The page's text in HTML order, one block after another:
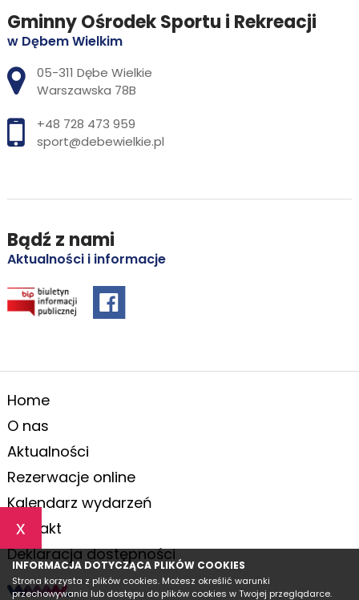
x
INFORMACJA DOTYCZĄCA PLIKÓW COOKIES
Strona korzysta z plików cookies. Możesz określić warunki
przechowywania lub dostępu do plików cookies w Twojej przeglądarce.
Gminny Ośrodek Sportu i Rekreacji
w Dębem Wielkim
Adres pocztowy:
05-311 Dębe Wielkie
Warszawska 78B
+48 728 473 959
sport@debewielkie.pl
Bądź z nami
Aktualności i informacje
Home
O nas
Aktualności
Rezerwacje online
Kalendarz wydarzeń
Kontakt
Deklaracja dostępności